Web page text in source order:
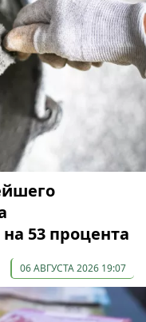
53 процента
06 АВГУСТА 2026 19:07